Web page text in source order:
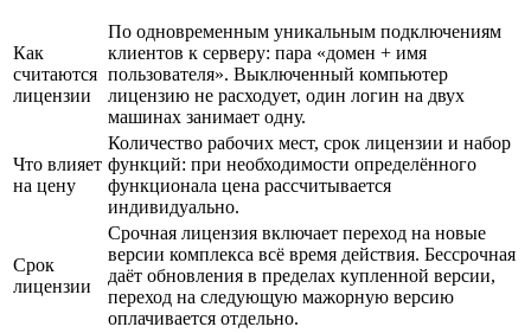
Как
считаются
лицензии
По одновременным уникальным подключениям
клиентов к серверу: пара «домен + имя
пользователя». Выключенный компьютер
лицензию не расходует, один логин на двух
машинах занимает одну.
Что влияет
на цену
Количество рабочих мест, срок лицензии и набор
функций: при необходимости определённого
функционала цена рассчитывается
индивидуально.
Срок
лицензии
Срочная лицензия включает переход на новые
версии комплекса всё время действия. Бессрочная
даёт обновления в пределах купленной версии,
переход на следующую мажорную версию
оплачивается отдельно.